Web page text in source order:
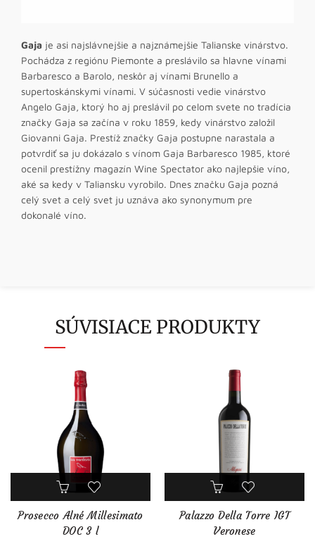
Gaja je asi najslávnejšie a najznámejšie Talianske vinárstvo.
Pochádza z regiónu Piemonte a preslávilo sa hlavne vínami
Barbaresco a Barolo, neskôr aj vínami Brunello a
supertoskánskymi vínami. V súčasnosti vedie vinárstvo
Angelo Gaja, ktorý ho aj preslávil po celom svete no tradícia
značky Gaja sa začína v roku 1859, kedy vinárstvo založil
Giovanni Gaja. Prestíž značky Gaja postupne narastala a
potvrdiť sa ju dokázalo s vínom Gaja Barbaresco 1985, ktoré
ocenil prestížny magazín Wine Spectator ako najlepšie víno,
aké sa kedy v Taliansku vyrobilo. Dnes značku Gaja pozná
celý svet a celý svet ju uznáva ako synonymum pre
dokonalé víno.
SÚVISIACE PRODUKTY
Prosecco Alné Millesimato
DOC 3 l
Palazzo Della Torre IGT
Veronese